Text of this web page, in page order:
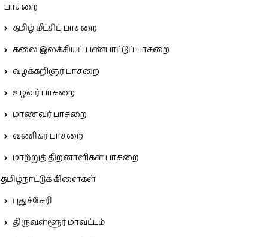
பாசறை
தமிழ் மீட்சிப் பாசறை
கலை இலக்கியப் பண்பாட்டுப் பாசறை
வழக்கறிஞர் பாசறை
உழவர் பாசறை
மாணவர் பாசறை
வணிகர் பாசறை
மாற்றுத் திறனாளிகள் பாசறை
தமிழ்நாட்டுக் கிளைகள்
புதுச்சேரி
திருவள்ளூர் மாவட்டம்